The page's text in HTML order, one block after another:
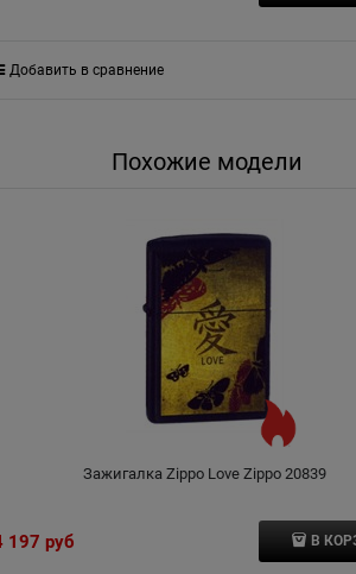
Добавить в сравнение
Похожие модели
Зажигалка Zippo Love Zippo 20839
197 руб В